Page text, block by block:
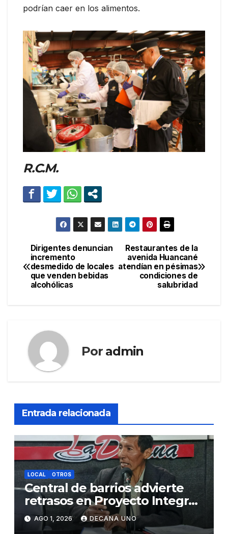
podrían caer en los alimentos.
R.C.M.
Navegación
de
Restaurantes de la
avenida Huancané
atendían en pésimas
condiciones de
salubridad
Dirigentes denuncian
incremento
desmedido de locales
que venden bebidas
alcohólicas
Por admin
Entrada relacionada
LOCAL OTROS
Central de barrios advierte
retrasos en Proyecto Integral
de Agua y Alcantarillado para
Juliaca
AGO 1, 2026 DECANA UNO